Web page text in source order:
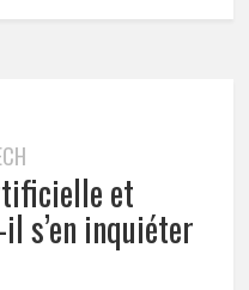
et
s’en inquiéter